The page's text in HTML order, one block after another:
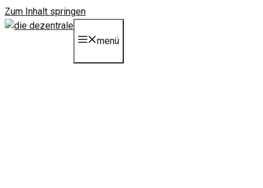
Zum Inhalt springen
menü